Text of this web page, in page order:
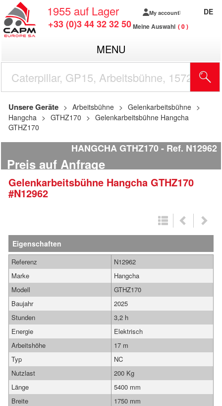
1955 auf Lager
+33 (0)3 44 32 32 50
My account
Meine Auswahl 0
DE
MENU
Unsere Geräte Arbeitsbühne
Gelenkarbeitsbühne
Hangcha
GTHZ170
Gelenkarbeitsbühne Hangcha
GTHZ170
HANGCHA GTHZ170 Ref. N12962
Preis auf Anfrage
Gelenkarbeitsbühne Hangcha GTHZ170
#N12962
Eigenschaften
Referenz
N12962
Marke
Hangcha
Modell
GTHZ170
Baujahr
2025
Stunden
3,2 h
Energie
Elektrisch
Arbeitshöhe
17 m
Typ
NC
Nutzlast
200 Kg
Länge
5400 mm
Breite
1750 mm